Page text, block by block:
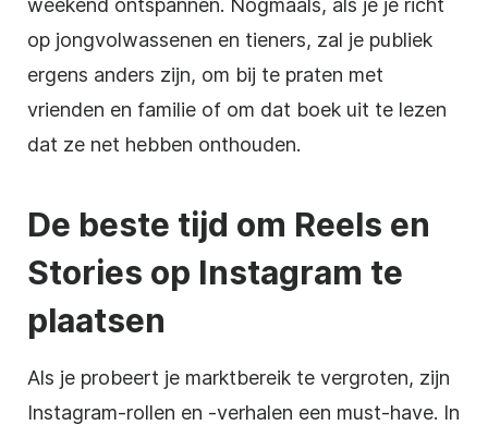
op jongvolwassenen en tieners, zal je publiek
ergens anders zijn, om bij te praten met
vrienden en familie of om dat boek uit te lezen
dat ze net hebben onthouden.
De beste tijd om Reels en
Stories op Instagram te
plaatsen
Als je probeert je marktbereik te vergroten, zijn
Instagram-rollen en -verhalen een must-have. In